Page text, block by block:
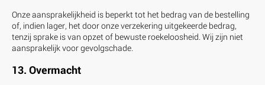
Onze aansprakelijkheid is beperkt tot het bedrag van de bestelling
of, indien lager, het door onze verzekering uitgekeerde bedrag,
tenzij sprake is van opzet of bewuste roekeloosheid. Wij zijn niet
aansprakelijk voor gevolgschade.
13. Overmacht